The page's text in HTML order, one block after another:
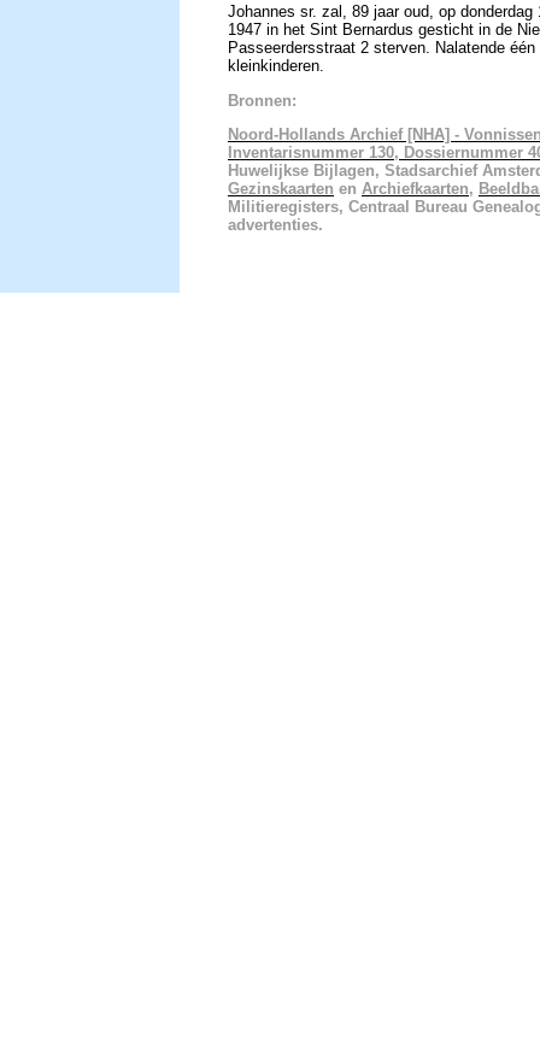
Johannes sr. zal, 89 jaar oud, op donderdag
1947 in het Sint Bernardus gesticht in de
Passeerdersstraat 2 sterven. Nalatende
kleinkinderen.
Bronnen:
Noord-Hollands Archief [NHA] -
Inventarisnummer 130, Dossiernummer
Huwelijkse Bijlagen, Stadsarchief
Gezinskaarten en Archiefkaarten,
Militieregisters, Centraal Bureau
advertenties.